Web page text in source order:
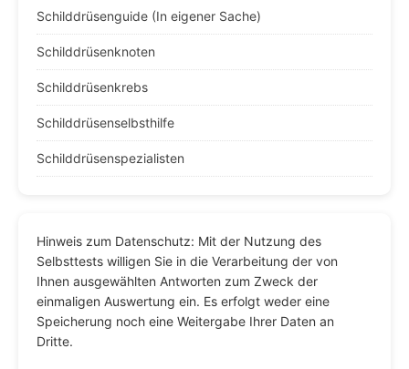
Schilddrüsenguide (In eigener Sache)
Schilddrüsenknoten
Schilddrüsenkrebs
Schilddrüsenselbsthilfe
Schilddrüsenspezialisten
Hinweis zum Datenschutz: Mit der Nutzung des
Selbsttests willigen Sie in die Verarbeitung der von
Ihnen ausgewählten Antworten zum Zweck der
einmaligen Auswertung ein. Es erfolgt weder eine
Speicherung noch eine Weitergabe Ihrer Daten an
Dritte.